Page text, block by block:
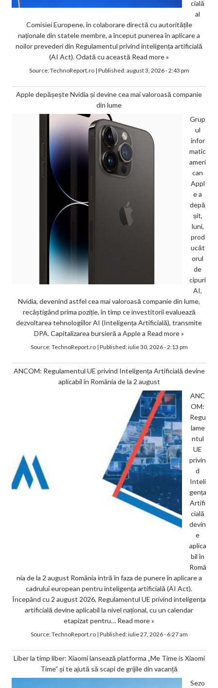
cială
al
Comisiei Europene, în colaborare directă cu autoritățile
naționale din statele membre, a început punerea în aplicare a
noilor prevederi din Regulamentul privind inteligența artificială
(AI Act). Odată cu această Read more »
Source:TechnoReport.ro| Published:august 3, 2026 - 2:43 pm
Apple depășește Nvidia și devine cea mai valoroasă companie
din lume
Grup
ul
infor
matic
ameri
can
Appl
e a
depă
șit,
luni,
prod
ucăt
orul
de
cipuri
AI,
Nvidia, devenind astfel cea mai valoroasă companie din lume,
recâștigând prima poziție, în timp ce investitorii evaluează
dezvoltarea tehnologiilor AI (Inteligența Artificială), transmite
DPA. Capitalizarea bursieră a Apple a Read more »
Source:TechnoReport.ro| Published:iulie 30, 2026 - 2:13 pm
ANCOM: Regulamentul UE privind Inteligența Artificială devine
aplicabil în România de la 2 august
ANC
OM:
Regu
lame
ntul
UE
privin
d
Inteli
gența
Artifi
cială
devin
e
aplica
bil în
Româ
nia de la 2 august România intră în faza de punere în aplicare a
cadrului european pentru inteligența artificială (AI Act).
Începând cu 2 august 2026, Regulamentul UE privind inteligența
artificială devine aplicabil la nivel național, cu un calendar
etapizat pentru… Read more »
Source:TechnoReport.ro| Published:iulie 27, 2026 - 6:27 am
Liber la timp liber: Xiaomi lansează platforma „Me Time is Xiaomi
Time” și te ajută să scapi de grijile din vacanță
Sezo